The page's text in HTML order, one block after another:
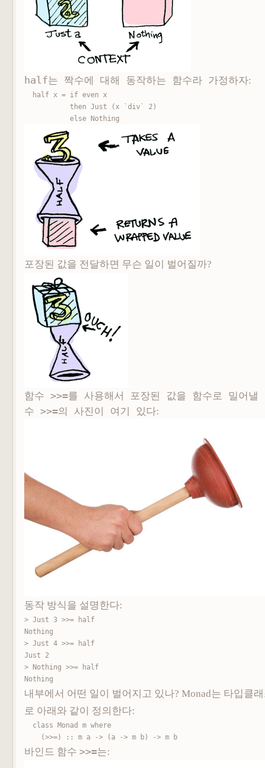
half는 짝수에 대해 동작하는 함수라 가정하자:
half x = if even x
           then Just (x `div` 2)
           else Nothing
포장된 값을 전달하면 무슨 일이 벌어질까?
함수 >>=를 사용해서 포장된 값을 함수로 밀어
수 >>=의 사진이 여기 있다:
동작 방식을 설명한다:
> Just 3 >>= half
Nothing
> Just 4 >>= half
Just 2
> Nothing >>= half
Nothing
내부에서 어떤 일이 벌어지고 있나? Monad는 타입클
로 아래와 같이 정의한다:
class Monad m where
    (>>=) :: m a -> (a -> m b) -> m b
바인드 함수 >>=는: